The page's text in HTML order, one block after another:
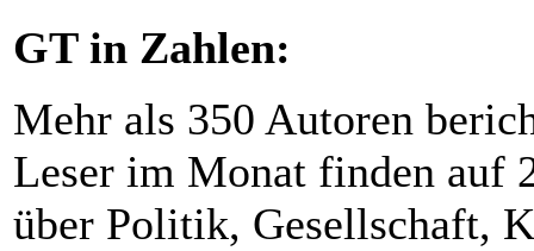
GT in Zahlen:
Mehr als 350 Autoren
Leser im Monat finden auf
über Politik, Gesellschaft,